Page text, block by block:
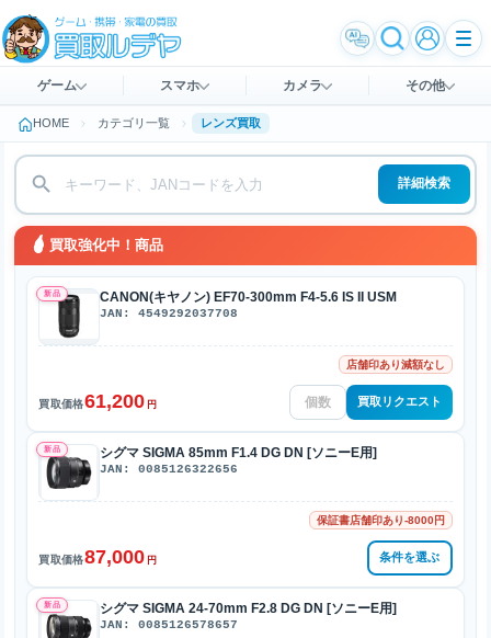
ゲーム スマホ カメラ その他
HOME カテゴリ一覧 レンズ買取
詳細検索
買取強化中！商品
新品 CANON(キヤノン) EF70-300mm F4-5.6 IS II USM
JAN: 4549292037708
店舗印あり減額なし
買取価格61,200 円 買取リクエスト
新品 シグマ SIGMA 85mm F1.4 DG DN [ソニーE用]
JAN: 0085126322656
保証書店舗印あり-8000円
買取価格87,000 円 条件を選ぶ
新品 シグマ SIGMA 24-70mm F2.8 DG DN [ソニーE用]
JAN: 0085126578657